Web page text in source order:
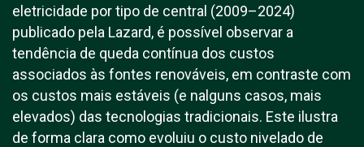
eletricidade por tipo de central (2009–2024)
publicado pela Lazard, é possível observar a
tendência de queda contínua dos custos
associados às fontes renováveis, em contraste com
os custos mais estáveis (e nalguns casos, mais
elevados) das tecnologias tradicionais. Este ilustra
de forma clara como evoluiu o custo nivelado de